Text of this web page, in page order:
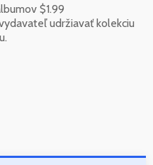
$1.99
udržiavať kolekciu